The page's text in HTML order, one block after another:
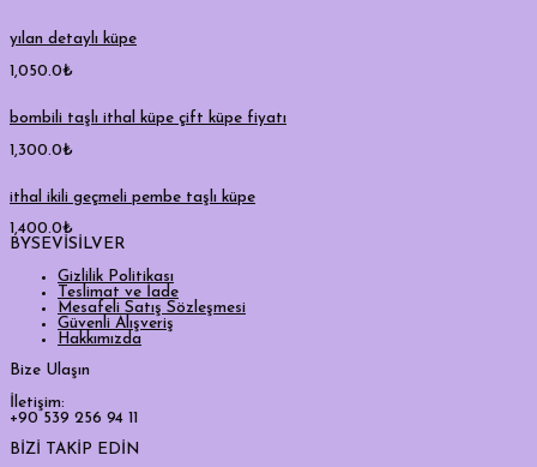
yılan detaylı küpe
1,050.0₺
bombili taşlı ithal küpe çift küpe fiyatı
1,300.0₺
ithal ikili geçmeli pembe taşlı küpe
1,400.0₺
BYSEVİSİLVER
Gizlilik Politikası
Teslimat ve İade
Mesafeli Satış Sözleşmesi
Güvenli Alışveriş
Hakkımızda
Bize Ulaşın
İletişim:
+90 539 256 94 11
BİZİ TAKİP EDİN